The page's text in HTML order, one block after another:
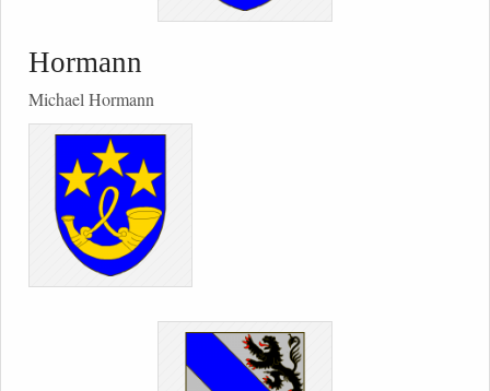
Hormann
Michael Hormann